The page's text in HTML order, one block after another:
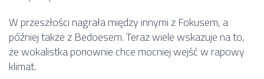
W przeszłości nagrała między innymi zFokusem, a
później także z Bedoesem. Teraz wiele wskazuje na to,
że wokalistka ponownie chce mocniej wejść w rapowy
klimat.